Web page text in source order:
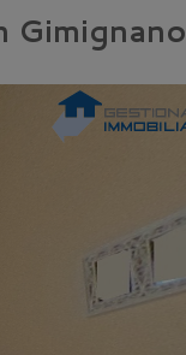
Gimignano